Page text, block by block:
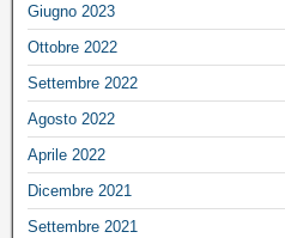
Giugno 2023
Ottobre 2022
Settembre 2022
Agosto 2022
Aprile 2022
Dicembre 2021
Settembre 2021